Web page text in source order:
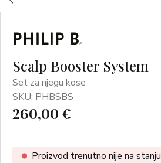
Scalp Booster System
Set za njegu kose
SKU: PHBSBS
260,00 €
Proizvod trenutno nije na stanju